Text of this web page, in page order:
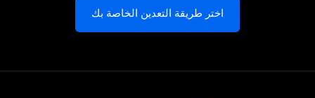
اختر طريقة التعدين الخاصة بك